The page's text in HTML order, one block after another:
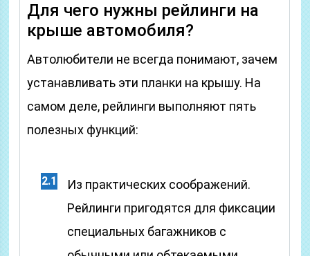
Для чего нужны рейлинги на
крыше автомобиля?
Автолюбители не всегда понимают, зачем
устанавливать эти планки на крышу. На
самом деле, рейлинги выполняют пять
полезных функций:
Из практических соображений.
Рейлинги пригодятся для фиксации
специальных багажников с